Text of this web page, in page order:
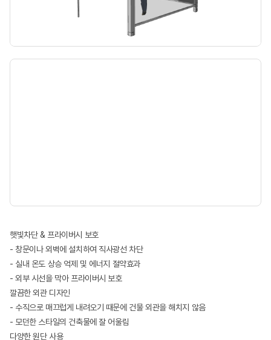
햇빛차단 & 프라이버시 보호
- 창문이나 외벽에 설치하여 직사광선 차단
- 실내 온도 상승 억제 및 에너지 절약효과
- 외부 시선을 막아 프라이버시 보호
깔끔한 외관 디자인
- 수직으로 매끄럽게 내려오기 때문에 건물 외관을 해치지 않음
- 모던한 스타일의 건축물에 잘 어울림
다양한 원단 사용